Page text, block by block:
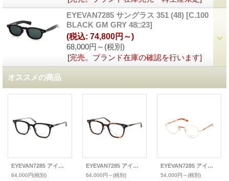
EYEVAN7285 サングラス 351 (48) [C.100
BLACK GM GRY 48□23]
68,000円～ (税別)
(税込: 74,800円～)
[完売。ブランド在庫の確認を行います]
オススメの商品
EYEVAN7285 アイヴァン7285 2026年新作メガネ 319(51)
64,000円(税別)
EYEVAN7285 アイヴァン7285 2026年新作メガネ 319(51)
64,000円～(税別)
EYEVAN7285 アイヴァン7285 メガネ 220
54,000円～(税別)